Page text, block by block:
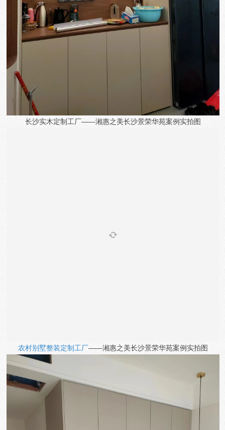
长沙实木定制工厂——湘惠之美长沙景荣华苑案例实拍图
农村别墅整装定制工厂——湘惠之美长沙景荣华苑案例实拍图